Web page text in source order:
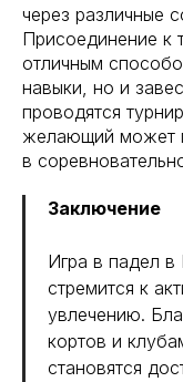
через различные
Присоединение к
отличным
навыки, но и
проводятся
желающий может
в
Заключение
Игра в падел
стремится к
увлечению.
кортов и
становятся